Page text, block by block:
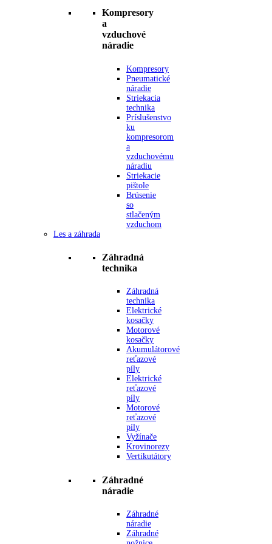
Kompresory
a
vzduchové
náradie
Kompresory
Pneumatické
náradie
Striekacia
technika
Príslušenstvo
ku
kompresorom
a
vzduchovému
náradiu
Striekacie
pištole
Brúsenie
so
stlačeným
vzduchom
Les a záhrada
Záhradná
technika
Záhradná
technika
Elektrické
kosačky
Motorové
kosačky
Akumulátorové
reťazové
píly
Elektrické
reťazové
píly
Motorové
reťazové
píly
Vyžínače
Krovinorezy
Vertikutátory
Záhradné
náradie
Záhradné
náradie
Záhradné